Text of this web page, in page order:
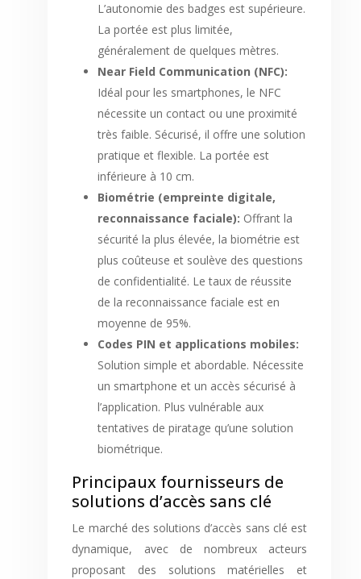
L’autonomie des badges est supérieure.
La portée est plus limitée,
généralement de quelques mètres.
Near Field Communication (NFC):
Idéal pour les smartphones, le NFC
nécessite un contact ou une proximité
très faible. Sécurisé, il offre une solution
pratique et flexible. La portée est
inférieure à 10 cm.
Biométrie (empreinte digitale,
reconnaissance faciale): Offrant la
sécurité la plus élevée, la biométrie est
plus coûteuse et soulève des questions
de confidentialité. Le taux de réussite
de la reconnaissance faciale est en
moyenne de 95%.
Codes PIN et applications mobiles:
Solution simple et abordable. Nécessite
un smartphone et un accès sécurisé à
l’application. Plus vulnérable aux
tentatives de piratage qu’une solution
biométrique.
Principaux fournisseurs de
solutions d’accès sans clé
Le marché des solutions d’accès sans clé est
dynamique, avec de nombreux acteurs
proposant des solutions matérielles et